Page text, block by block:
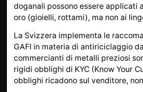
doganali possono essere applicati
oro (gioielli, rottami), ma non ai
La Svizzera implementa le
GAFI in materia di antiriciclaggio
commercianti di metalli preziosi
rigidi obblighi di KYC (Know Your
obblighi ricadono sul venditore,